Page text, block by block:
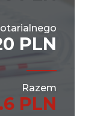
PLN
Razem
PLN